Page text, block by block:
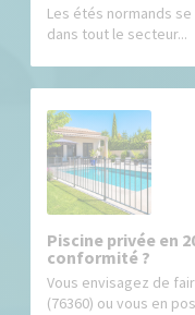
Les étés normands
dans tout le secteur...
Piscine privée en
conformité ?
Vous envisagez de
(76360) ou vous en